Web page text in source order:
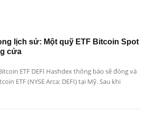
lịch sử: Một quỹ ETF Bitcoin Spot
cửa
ETF DEFI Hashdex thông báo sẽ đóng và
ETF (NYSE Arca: DEFI) tại Mỹ. Sau khi